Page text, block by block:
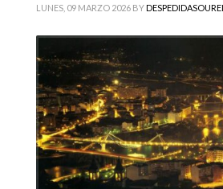
LUNES, 09 MARZO 2026 BY